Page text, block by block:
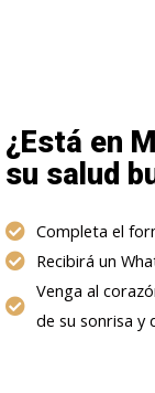
¿Está en
su salud
Completa el
Recibirá un
Venga al
de su sonrisa y